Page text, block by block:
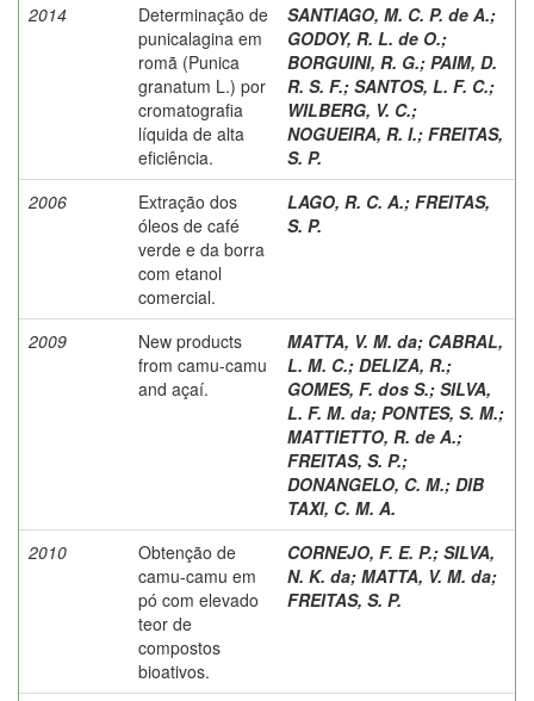
2014
Determinação de
punicalagina em
romã (Punica
granatum L.) por
cromatografia
líquida de alta
eficiência.
SANTIAGO, M. C. P. de A.;
GODOY, R. L. de O.;
BORGUINI, R. G.; PAIM, D.
R. S. F.; SANTOS, L. F. C.;
WILBERG, V. C.;
NOGUEIRA, R. I.; FREITAS,
S. P.
2006
Extração dos
óleos de café
verde e da borra
com etanol
comercial.
LAGO, R. C. A.; FREITAS,
S. P.
2009
New products
from camu-camu
and açaí.
MATTA, V. M. da; CABRAL,
L. M. C.; DELIZA, R.;
GOMES, F. dos S.; SILVA,
L. F. M. da; PONTES, S. M.;
MATTIETTO, R. de A.;
FREITAS, S. P.;
DONANGELO, C. M.; DIB
TAXI, C. M. A.
2010
Obtenção de
camu-camu em
pó com elevado
teor de
compostos
bioativos.
CORNEJO, F. E. P.; SILVA,
N. K. da; MATTA, V. M. da;
FREITAS, S. P.